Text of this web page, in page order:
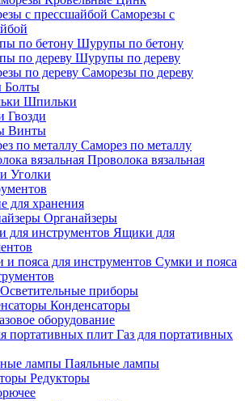
Саморезы с
Шурупы по бетону
Шурупы по дереву
Саморезы по дереву
Болты
Шпильки
Гвозди
Винты
Саморез по металлу
Проволока вязальная
Уголки
для хранения
Органайзеры
Ящики для
Сумки и пояса
приборы
Конденсаторы
оборудование
Газ для портативных
Паяльные лампы
Редукторы